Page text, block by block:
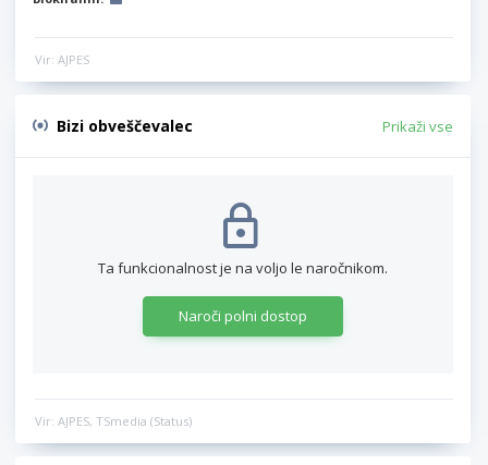
Vir: AJPES
Bizi obveščevalec Prikaži vse
Ta funkcionalnost je na voljo le naročnikom.
Naroči polni dostop
Vir: AJPES, TSmedia (Status)